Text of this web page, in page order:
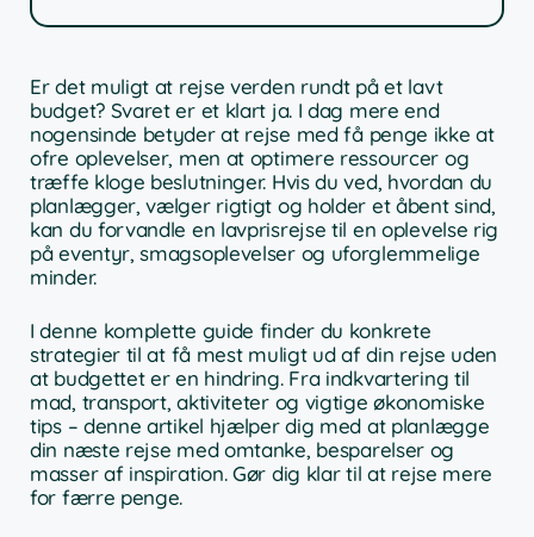
Er det muligt at rejse verden rundt på et lavt
budget? Svaret er et klart ja. I dag mere end
nogensinde betyder at rejse med få penge ikke at
ofre oplevelser, men at optimere ressourcer og
træffe kloge beslutninger. Hvis du ved, hvordan du
planlægger, vælger rigtigt og holder et åbent sind,
kan du forvandle en lavprisrejse til en oplevelse rig
på eventyr, smagsoplevelser og uforglemmelige
minder.
I denne komplette guide finder du konkrete
strategier til at få mest muligt ud af din rejse uden
at budgettet er en hindring. Fra indkvartering til
mad, transport, aktiviteter og vigtige økonomiske
tips – denne artikel hjælper dig med at planlægge
din næste rejse med omtanke, besparelser og
masser af inspiration. Gør dig klar til at rejse mere
for færre penge.